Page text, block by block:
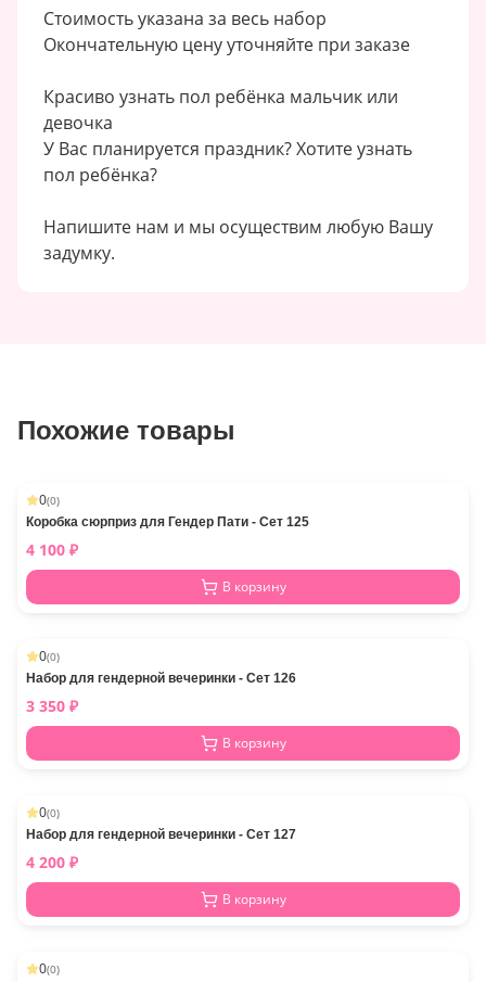
Стоимость указана за весь набор
Окончательную цену уточняйте при заказе
Красиво узнать пол ребёнка мальчик или
девочка
У Вас планируется праздник? Хотите узнать
пол ребёнка?
Напишите нам и мы осуществим любую Вашу
задумку.
Похожие товары
0(0)
Коробка сюрприз для Гендер Пати - Сет 125
4 100 ₽
В корзину
0(0)
Набор для гендерной вечеринки - Сет 126
3 350 ₽
В корзину
0(0)
Набор для гендерной вечеринки - Сет 127
4 200 ₽
В корзину
0(0)